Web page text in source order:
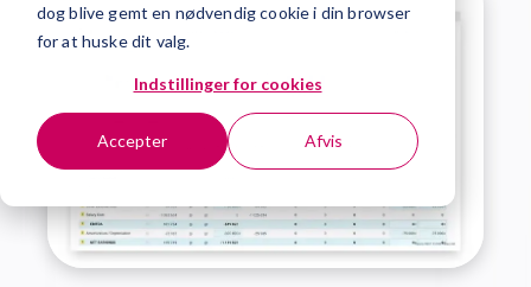
dog blive gemt en nødvendig cookie i din browser
for at huske dit valg.
Indstillinger for cookies
Accepter Afvis